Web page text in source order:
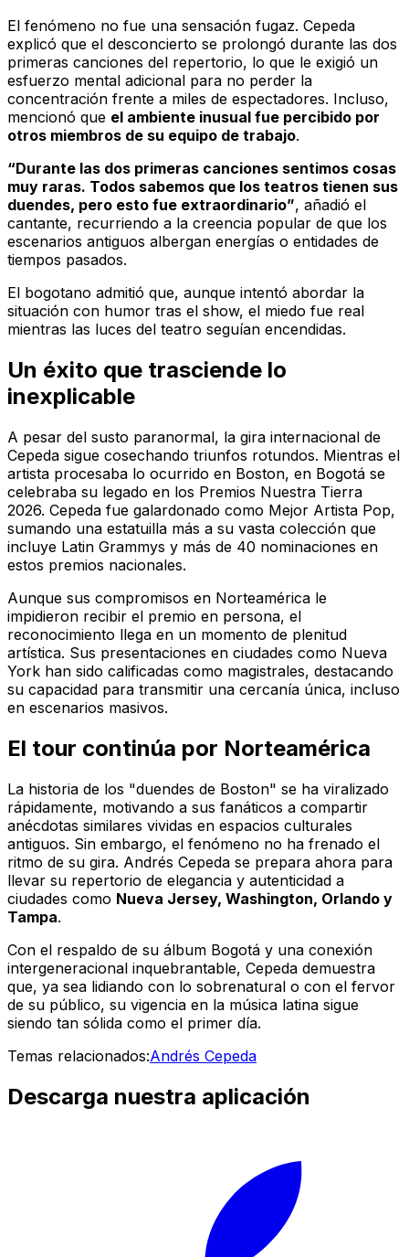
El fenómeno no fue una sensación fugaz. Cepeda
explicó que el desconcierto se prolongó durante las dos
primeras canciones del repertorio, lo que le exigió un
esfuerzo mental adicional para no perder la
concentración frente a miles de espectadores. Incluso,
mencionó que el ambiente inusual fue percibido por
otros miembros de su equipo de trabajo.
“Durante las dos primeras canciones sentimos cosas
muy raras. Todos sabemos que los teatros tienen sus
duendes, pero esto fue extraordinario”, añadió el
cantante, recurriendo a la creencia popular de que los
escenarios antiguos albergan energías o entidades de
tiempos pasados.
El bogotano admitió que, aunque intentó abordar la
situación con humor tras el show, el miedo fue real
mientras las luces del teatro seguían encendidas.
Un éxito que trasciende lo
inexplicable
A pesar del susto paranormal, la gira internacional de
Cepeda sigue cosechando triunfos rotundos. Mientras el
artista procesaba lo ocurrido en Boston, en Bogotá se
celebraba su legado en los Premios Nuestra Tierra
2026. Cepeda fue galardonado como Mejor Artista Pop,
sumando una estatuilla más a su vasta colección que
incluye Latin Grammys y más de 40 nominaciones en
estos premios nacionales.
Aunque sus compromisos en Norteamérica le
impidieron recibir el premio en persona, el
reconocimiento llega en un momento de plenitud
artística. Sus presentaciones en ciudades como Nueva
York han sido calificadas como magistrales, destacando
su capacidad para transmitir una cercanía única, incluso
en escenarios masivos.
El tour continúa por Norteamérica
La historia de los "duendes de Boston" se ha viralizado
rápidamente, motivando a sus fanáticos a compartir
anécdotas similares vividas en espacios culturales
antiguos. Sin embargo, el fenómeno no ha frenado el
ritmo de su gira. Andrés Cepeda se prepara ahora para
llevar su repertorio de elegancia y autenticidad a
ciudades como Nueva Jersey, Washington, Orlando y
Tampa.
Con el respaldo de su álbum Bogotá y una conexión
intergeneracional inquebrantable, Cepeda demuestra
que, ya sea lidiando con lo sobrenatural o con el fervor
de su público, su vigencia en la música latina sigue
siendo tan sólida como el primer día.
Temas relacionados:Andrés Cepeda
Descarga nuestra aplicación